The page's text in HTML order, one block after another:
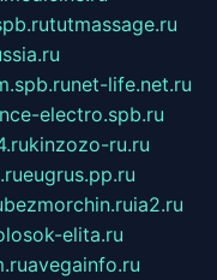
tutmassage.ru
net-life.net.ru
electro.spb.ru
kinzozo-ru.ru
eugrus.pp.ru
bezmorchin.ruia2.ru
elita.ru
avegainfo.ru